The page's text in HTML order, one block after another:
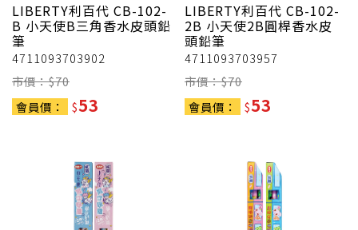
LIBERTY利百代 CB-102-
B 小天使B三角香水皮頭鉛
筆
4711093703902
市價：$70
會員價：
$53
LIBERTY利百代 CB-102-
2B 小天使2B圓桿香水皮
頭鉛筆
4711093703957
市價：$70
會員價：
$53